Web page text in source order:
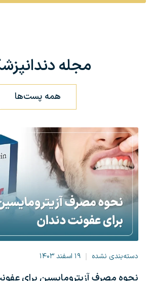
مجله
همه پست‌ها
دسته‌بندی نشده ۱۹ اسفند ۱۴۰۳